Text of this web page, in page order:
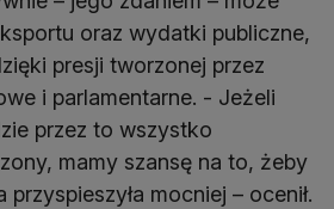
oraz wydatki publiczne,
presji tworzonej przez
i parlamentarne. - Jeżeli
przez to wszystko
mamy szansę na to, żeby
mocniej – ocenił.